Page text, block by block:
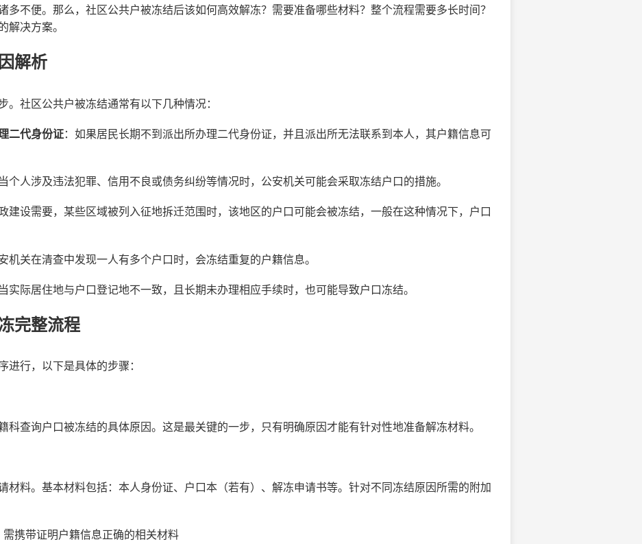
多不便。那么，社区公共户被冻结后该如何高效解冻？需要准备哪些材料？整个流程需要多长时间？
解决方案。
解析
。社区公共户被冻结通常有以下几种情况：
二代身份证：如果居民长期不到派出所办理二代身份证，并且派出所无法联系到本人，其户籍信息可
个人涉及违法犯罪、信用不良或债务纠纷等情况时，公安机关可能会采取冻结户口的措施。
建设需要，某些区域被列入征地拆迁范围时，该地区的户口可能会被冻结，一般在这种情况下，户口
机关在清查中发现一人有多个户口时，会冻结重复的户籍信息。
实际居住地与户口登记地不一致，且长期未办理相应手续时，也可能导致户口冻结。
完整流程
进行，以下是具体的步骤：
科查询户口被冻结的具体原因。这是最关键的一步，只有明确原因才能有针对性地准备解冻材料。
材料。基本材料包括：本人身份证、户口本（若有）、解冻申请书等。针对不同冻结原因所需的附加
需携带证明户籍信息正确的相关材料